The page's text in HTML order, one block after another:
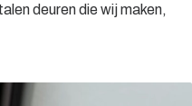
deuren die wij maken,